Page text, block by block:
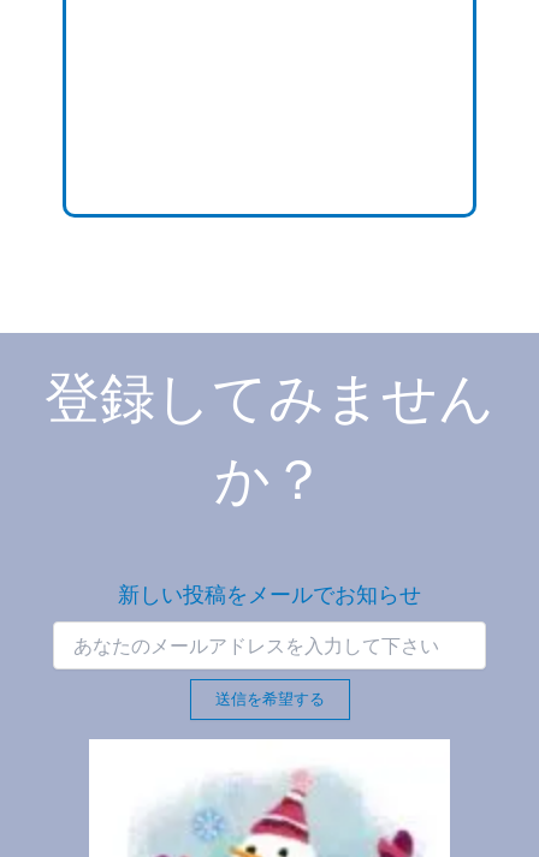
登録してみません
か？
新しい投稿をメールでお知らせ
送信を希望する